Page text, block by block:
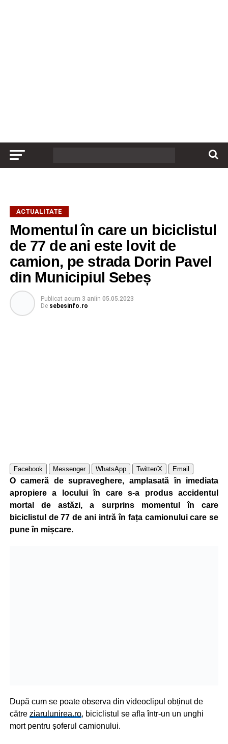
ACTUALITATE
Momentul în care un biciclistul
de 77 de ani este lovit de
camion, pe strada Dorin Pavel
din Municipiul Sebeș
Publicat acum 3 aniîn 05.05.2023
De sebesinfo.ro
Facebook Messenger WhatsApp Twitter/X Email
O cameră de supraveghere, amplasată în imediata
apropiere a locului în care s-a produs accidentul
mortal de astăzi, a surprins momentul în care
biciclistul de 77 de ani intră în fața camionului care se
pune în mișcare.
După cum se poate observa din videoclipul obținut de
către ziarulunirea.ro, biciclistul se afla într-un un unghi
mort pentru șoferul camionului.